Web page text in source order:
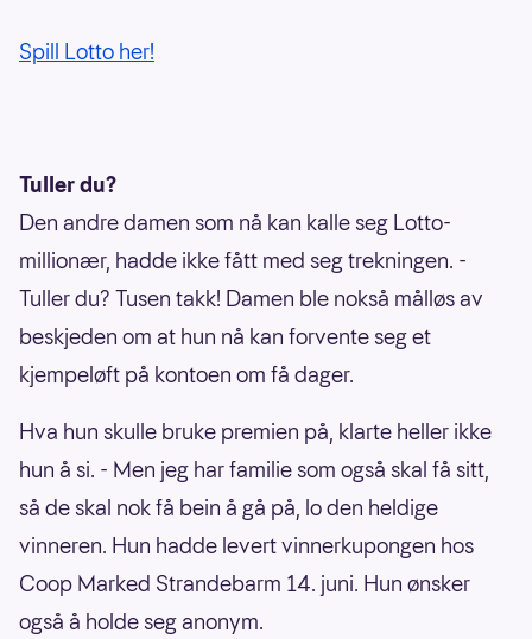
Spill Lotto her!
Tuller du?
Den andre damen som nå kan kalle seg Lotto-
millionær, hadde ikke fått med seg trekningen. -
Tuller du? Tusen takk! Damen ble nokså målløs av
beskjeden om at hun nå kan forvente seg et
kjempeløft på kontoen om få dager.
Hva hun skulle bruke premien på, klarte heller ikke
hun å si. - Men jeg har familie som også skal få sitt,
så de skal nok få bein å gå på, lo den heldige
vinneren. Hun hadde levert vinnerkupongen hos
Coop Marked Strandebarm 14. juni. Hun ønsker
også å holde seg anonym.